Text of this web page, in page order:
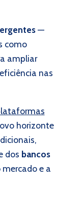
—
como
ampliar
nas
horizonte
dos bancos
e a